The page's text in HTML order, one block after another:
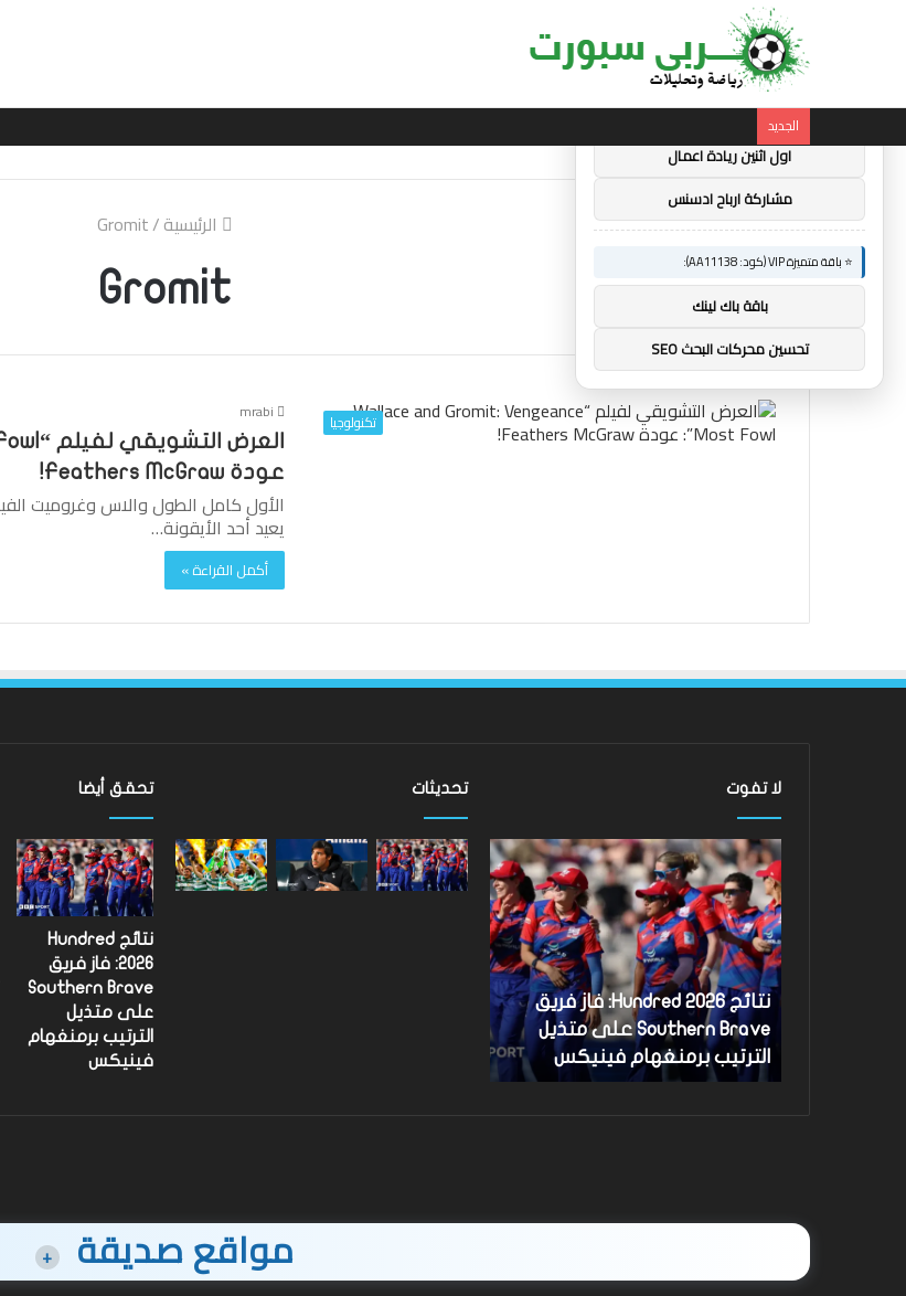
الجديد
الرئيسية/
Gromit
Gromit
تكنولوجيا mrabi
عودة Feathers McGraw!
يعيد أحد الأيقونة…
أكمل القراءة »
لا تفوت
نتائج
Hundred
2026:
فاز
فريق
Southern
Brave
على
متذيل
الترتيب
برمنغهام
نتائج Hundred 2026: فاز فريق
Southern Brave على متذيل
الترتيب برمنغهام فينيكس
تحديثات تحقق أيضا
نتائج Hundred
2026: فاز فريق
Southern Brave
على متذيل
الترتيب برمنغهام
فينيكس
مواقع صديقة +
🚀 توصيات : ×
⭐ باقة متميزة VIP (كود: AA38045):
اول اثنين ريادة اعمال
مشاركة ارباح ادسنس
⭐ باقة متميزة VIP (كود: AA11138):
باقة باك لينك
تحسين محركات البحث SEO